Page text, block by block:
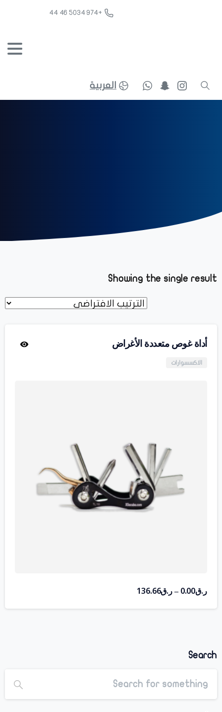
+974 5034 46 44
العربية
Showing the single result
أداة غوص متعددة الأغراض
الاكسسوارات
ر.ق0.00
–ر.ق136.66
Search